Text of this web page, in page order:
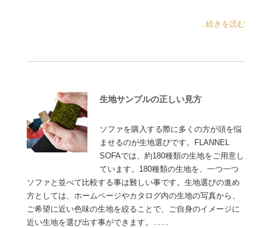
...続きを読む
生地サンプルの正しい見方
ソファを購入する際に多くの方が頭を悩
ませるのが生地選びです。FLANNEL
SOFAでは、約180種類の生地をご用意し
ています。180種類の生地を、一つ一つ
ソファと並べて比較する事は難しい事です。生地選びの進め
方としては、ホームページやカタログ内の生地の写真から、
ご希望に近い色味の生地を絞ることで、ご自身のイメージに
近い生地を選び出す事ができます。……